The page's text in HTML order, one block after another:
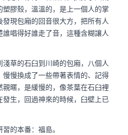
膠殼，溫溫的，是上一個人的掌
現包廂的回音很大方，把所有人
唱得好誰走了音，這種含糊讓人
草的石臼到川崎的包廂，八個人
慢換成了一些帶著表情的、記得
暱，是緩慢的，像茶葉在石臼裡
生，回過神來的時候，臼壁上已
的本番：福島。